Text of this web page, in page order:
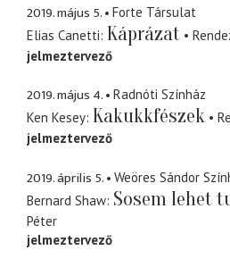
2019. május 5.
Forte Társulat
Elias Canetti Káprázat
jelmeztervező
2019. május 4.
Radnóti Színház
Ken Kesey Kakukkfészek
jelmeztervező
2019. április 5.
Weöres Sándor
Bernard Shaw Sosem lehet
Péter
jelmeztervező